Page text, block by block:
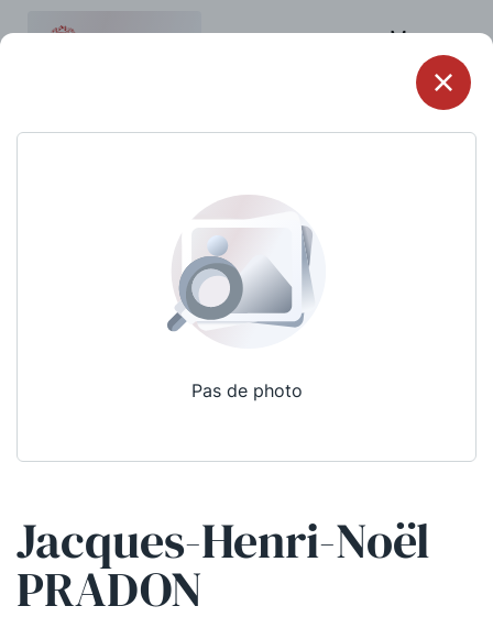
Menu
Pas de photo
Jacques-Henri-Noël
PRADON
Qui sommes-nous ?
La Conférence